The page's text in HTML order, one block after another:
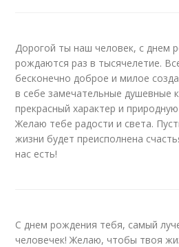
Дорогой ты наш человек, с днем
рождаются раз в тысячелетие.
бесконечно доброе и милое
в себе замечательные душевные
прекрасный характер и
Желаю тебе радости и света.
жизни будет преисполнена
нас есть!
С днем рождения тебя, самый
человечек! Желаю, чтобы твоя